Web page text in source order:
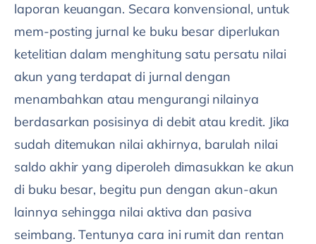
laporan keuangan. Secara konvensional, untuk
mem-posting jurnal ke buku besar diperlukan
ketelitian dalam menghitung satu persatu nilai
akun yang terdapat di jurnal dengan
menambahkan atau mengurangi nilainya
berdasarkan posisinya di debit atau kredit. Jika
sudah ditemukan nilai akhirnya, barulah nilai
saldo akhir yang diperoleh dimasukkan ke akun
di buku besar, begitu pun dengan akun-akun
lainnya sehingga nilai aktiva dan pasiva
seimbang. Tentunya cara ini rumit dan rentan